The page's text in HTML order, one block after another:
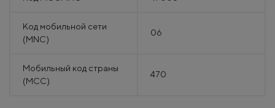
Код мобильной сети
(MNC)
06
Мобильный код страны
(MCC)
470